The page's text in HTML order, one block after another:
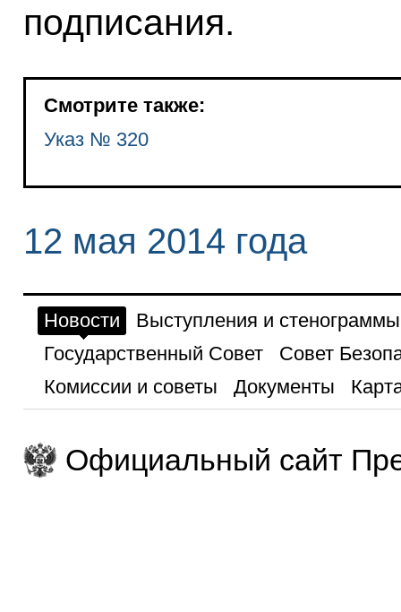
подписания.
Смотрите также:
Указ № 320
12 мая 2014 года
Новости
Выступления и стенограммы
Государственный Совет
Совет
Комиссии и советы
Документы
Официальный сайт